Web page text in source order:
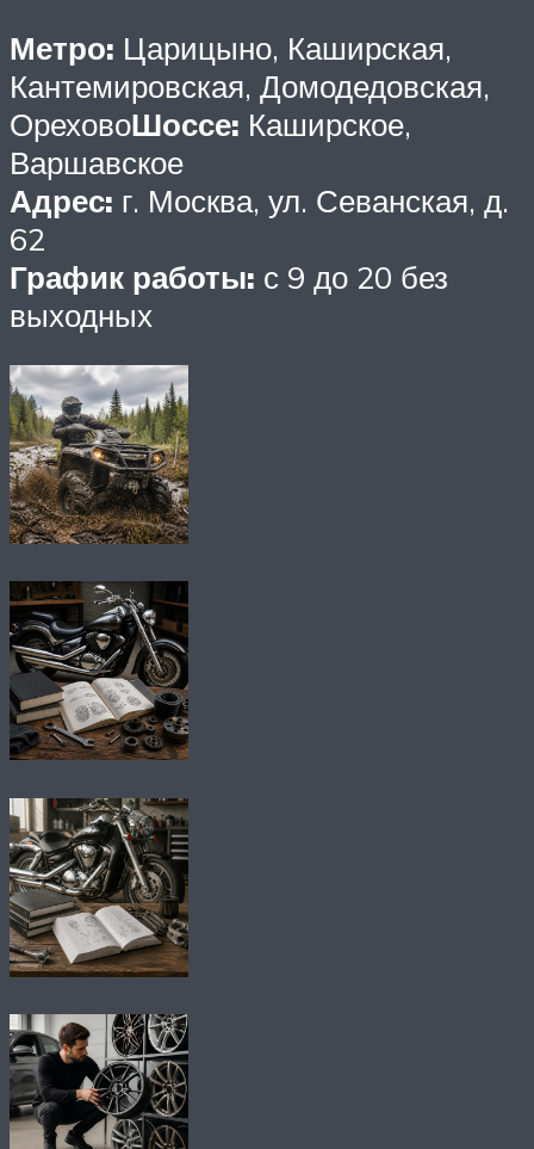
Метро: Царицыно, Каширская,
Кантемировская, Домодедовская,
ОреховоШоссе: Каширское,
Варшавское
Адрес: г. Москва, ул. Севанская, д.
62
График работы: с 9 до 20 без
выходных